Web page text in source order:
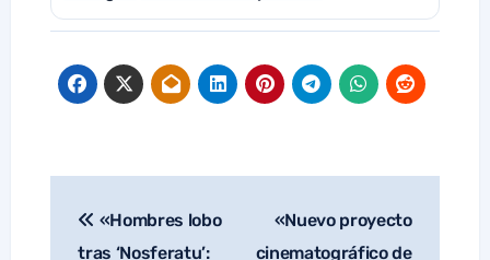
Navegación
de
«Hombres lobo
tras ‘Nosferatu’:
«Nuevo proyecto
cinematográfico de